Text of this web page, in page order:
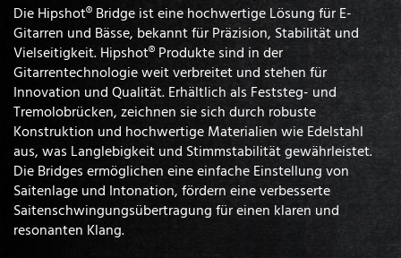
Die Hipshot® Bridge ist eine hochwertige Lösung für E-
Gitarren und Bässe, bekannt für Präzision, Stabilität und
Vielseitigkeit. Hipshot® Produkte sind in der
Gitarrentechnologie weit verbreitet und stehen für
Innovation und Qualität. Erhältlich als Feststeg- und
Tremolobrücken, zeichnen sie sich durch robuste
Konstruktion und hochwertige Materialien wie Edelstahl
aus, was Langlebigkeit und Stimmstabilität gewährleistet.
Die Bridges ermöglichen eine einfache Einstellung von
Saitenlage und Intonation, fördern eine verbesserte
Saitenschwingungsübertragung für einen klaren und
resonanten Klang.